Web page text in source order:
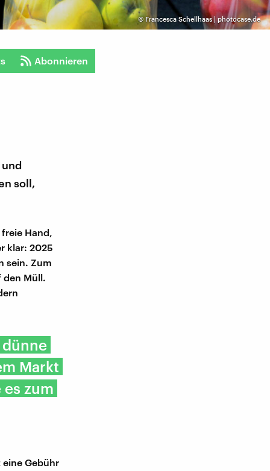
© Francesca Schellhaas | photocase.de
Abonnieren
soll,
Hand,
klar: 2025
sein. Zum
den Müll.
Markt
zum
Gebühr